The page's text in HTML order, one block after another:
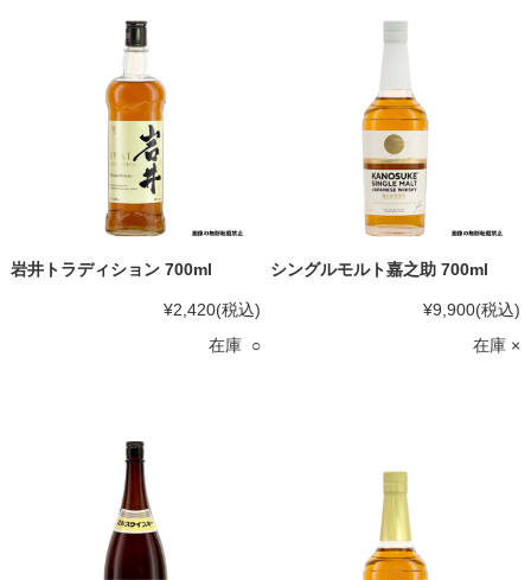
岩井トラディション 700ml
¥2,420(税込)
在庫 ○
シングルモルト嘉之助 700ml
¥9,900(税込)
在庫 ×